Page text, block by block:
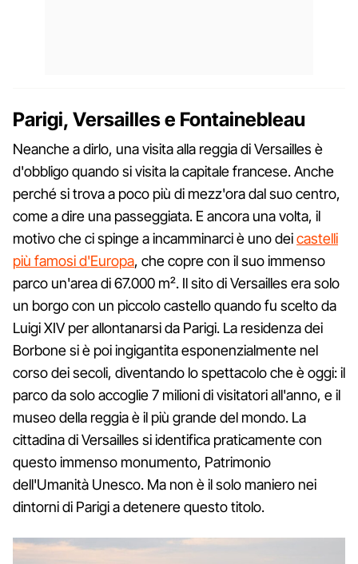
Parigi, Versailles e Fontainebleau
Neanche a dirlo, una visita alla reggia di Versailles è
d'obbligo quando si visita la capitale francese. Anche
perché si trova a poco più di mezz'ora dal suo centro,
come a dire una passeggiata. E ancora una volta, il
motivo che ci spinge a incamminarci è uno deicastelli
più famosi d'Europa, che copre con il suo immenso
parco un'area di 67.000 m². Il sito di Versailles era solo
un borgo con un piccolo castello quando fu scelto da
Luigi XIV per allontanarsi da Parigi. La residenza dei
Borbone si è poi ingigantita esponenzialmente nel
corso dei secoli, diventando lo spettacolo che è oggi: il
parco da solo accoglie 7 milioni di visitatori all'anno, e il
museo della reggia è il più grande del mondo. La
cittadina di Versailles si identifica praticamente con
questo immenso monumento, Patrimonio
dell'Umanità Unesco. Ma non è il solo maniero nei
dintorni di Parigi a detenere questo titolo.